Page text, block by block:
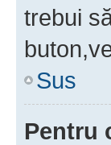
trebui
Sus
Pentru